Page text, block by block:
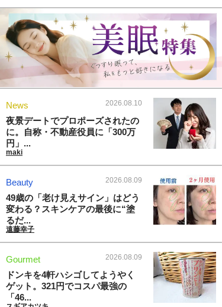
News 2026.08.10
夜景デートでプロポーズされたの
に。自称・不動産役員に「300万
円」...
maki
Beauty 2026.08.09
49歳の「老け見えサイン」はどう
変わる？スキンケアの最後に“塗
るだ...
遠藤幸子
Gourmet 2026.08.09
ドンキを4軒ハシゴしてようやく
ゲット。321円でコスパ最強の
「46...